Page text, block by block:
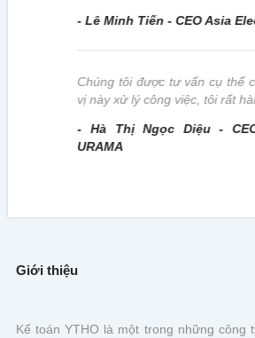
- Lê Minh Tiến - CEO Asia
Chúng tôi được tư vấn cụ thể
vị này xử lý công việc, tôi rất
- Hà Thị Ngọc Diệu -
URAMA
Giới thiệu
Kế toán YTHO là một trong những công